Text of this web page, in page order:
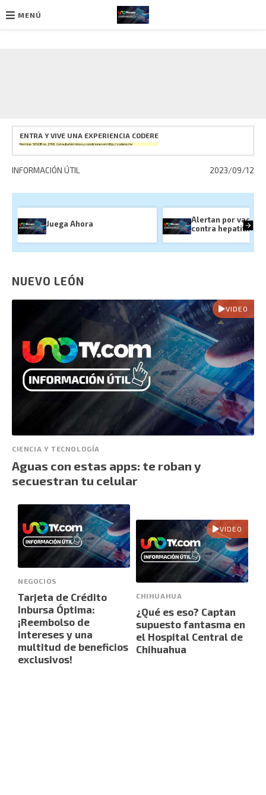
MENÚ
ENTRA Y VIVE UNA EXPERIENCIA CODERE
Permiso SEGOB no. 2768. Consulta términos y condiciones enhttp://codere.mx
INFORMACIÓN ÚTIL 2023/09/12
Juega Ahora
Alertan por
contra hepatitis B
NUEVO LEÓN
VIDEO
CIENCIA Y TECNOLOGÍA
Aguas con estas apps: te roban y
secuestran tu celular
NEGOCIOS
Tarjeta de Crédito
Inbursa Óptima:
¡Reembolso de
intereses y una
multitud de beneficios
exclusivos!
VIDEO
CHIHUAHUA
¿Qué es eso? Captan
supuesto fantasma en
el Hospital Central de
Chihuahua